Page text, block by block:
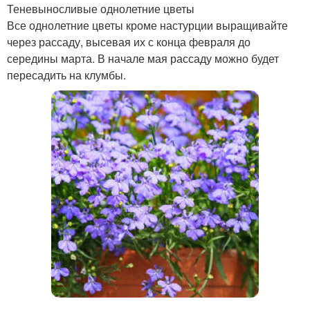
Теневыносливые однолетние цветы
Все однолетние цветы кроме настурции выращивайте
через рассаду, высевая их с конца февраля до
середины марта. В начале мая рассаду можно будет
пересадить на клумбы.